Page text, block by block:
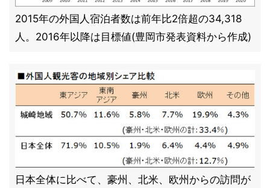
2015年の外国人宿泊者数は前年比2倍超の34,318
人。2016年以降は目標値(豊岡市発表資料から作成)
日本全体に比べて、豪州、北米、欧州からの訪問が